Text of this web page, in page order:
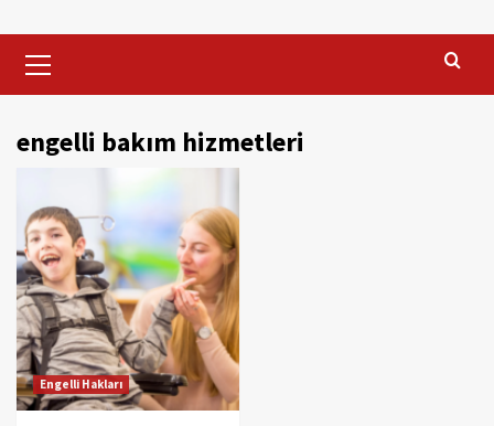
Menu
engelli bakım hizmetleri
Engelli Hakları